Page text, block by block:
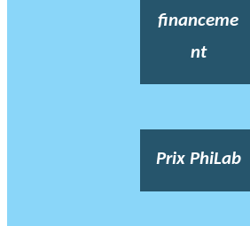
financeme
nt
Prix PhiLab